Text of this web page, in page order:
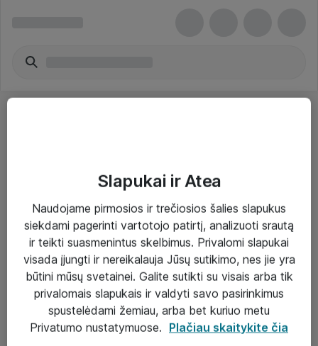
Paslaugos
Sprendimai
Įgyvendinti projektai
Atea ekspertų patarimai verslui
Slapukai ir Atea
Naudojame pirmosios ir trečiosios šalies slapukus
siekdami pagerinti vartotojo patirtį, analizuoti srautą
ir teikti suasmenintus skelbimus. Privalomi slapukai
visada įjungti ir nereikalauja Jūsų sutikimo, nes jie yra
būtini mūsų svetainei. Galite sutikti su visais arba tik
privalomais slapukais ir valdyti savo pasirinkimus
spustelėdami žemiau, arba bet kuriuo metu
Privatumo nustatymuose. Plačiau skaitykite čia